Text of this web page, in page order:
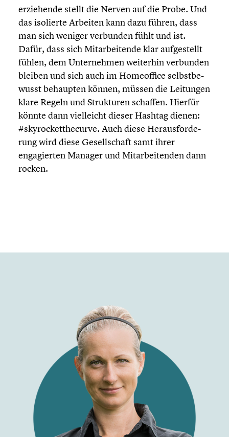
er­zie­hende stellt die Nerven auf die Probe. Und
das isolierte Arbeiten kann dazu führen, dass
man sich weniger verbunden fühlt und ist.
Dafür, dass sich Mitar­bei­tende klar aufge­stellt
fühlen, dem Unter­neh­men weiterhin verbunden
bleiben und sich auch im Homeof­fice selbst­be­
wusst behaupten können, müssen die Leitungen
klare Regeln und Struk­tu­ren schaffen. Hierfür
könnte dann vielleicht dieser Hashtag dienen:
#skyro­ckett­he­curve. Auch diese Heraus­for­de­
rung wird diese Gesell­schaft samt ihrer
engagier­ten Manager und Mitar­bei­ten­den dann
rocken.